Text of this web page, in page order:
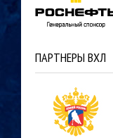
ПАРТНЕРЫ ВХЛ